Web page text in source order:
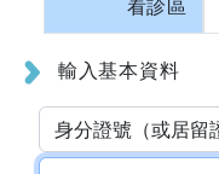
看診區
輸入基本資料